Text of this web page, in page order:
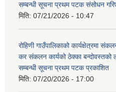
सम्बन्धी सूचना प्रथम पटक संसोधन
मिति: 07/21/2026 - 10:47
रोहिणी गाउँपालिकाको कार्यक्षेत्रमा
कर संकलन कार्यको ठेक्का बन्दोवस्तको
सम्बन्धी सूचना प्रथम पटक प्रकाशित
मिति: 07/20/2026 - 17:00